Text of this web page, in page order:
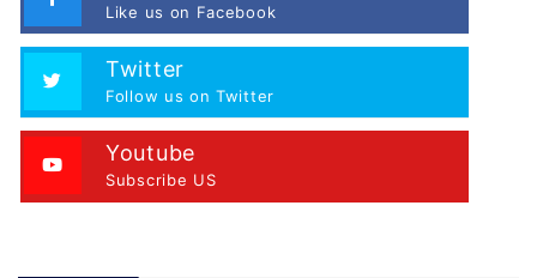
Like us on Facebook
Twitter
Follow us on Twitter
Youtube
Subscribe US